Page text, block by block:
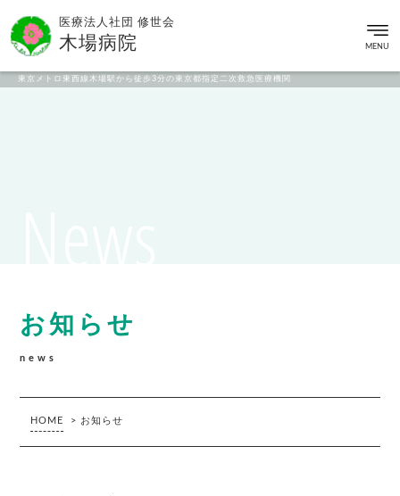
東京メトロ東西線木場駅から徒歩3分の東京都指定二次救急医療機関
医療法人社団 修世会
木場病院 MENU
お知らせ
news
HOME > お知らせ